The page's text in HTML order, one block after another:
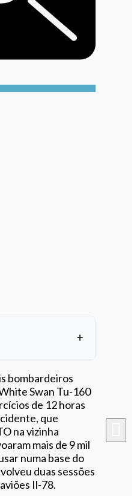
artigo
bombardeiros
Swan Tu-160
de 12 horas
que
na vizinha
mais de 9 mil
numa base do
duas sessões
Il-78.